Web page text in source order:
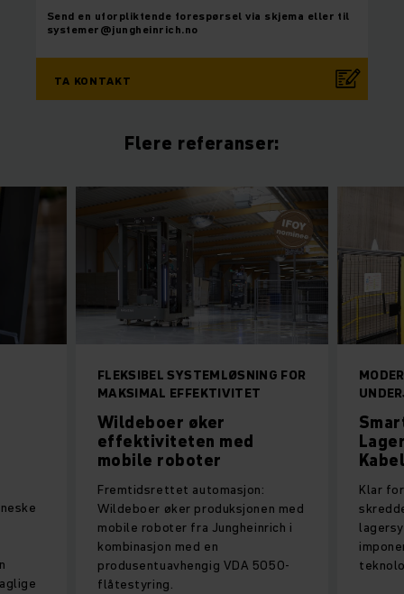
Send en uforpliktende forespørsel via skjema eller til
systemer@jungheinrich.no
TA KONTAKT
Flere referanser:
FLEKSIBEL SYSTEMLØSNING FOR
MAKSIMAL EFFEKTIVITET
Wildeboer øker
effektiviteten med
mobile roboter
Fremtidsrettet automasjon:
Wildeboer øker produksjonen med
mobile roboter fra Jungheinrich i
kombinasjon med en
produsentuavhengig VDA 5050-
flåtestyring.
Klar